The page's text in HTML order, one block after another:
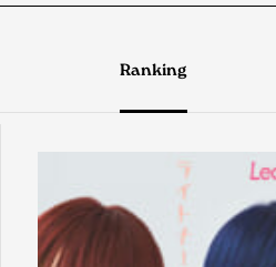
Ranking